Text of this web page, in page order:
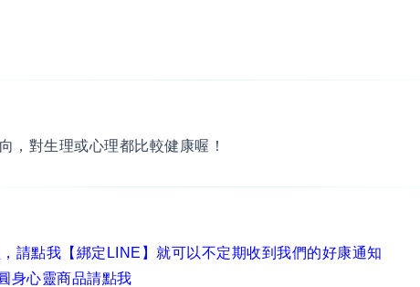
，對生理或心理都比較健康喔！
請點我【綁定LINE】 就可以不定期收到我們的好康通知
身心靈商品請點我